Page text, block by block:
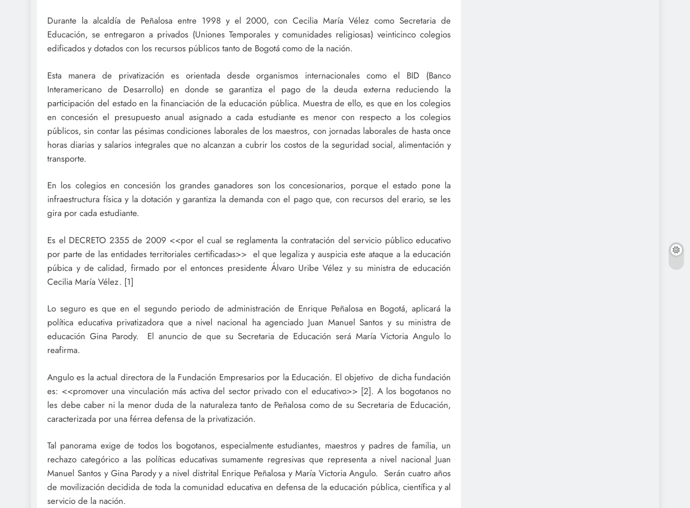
Durante la alcaldía de Peñalosa entre 1998 y el 2000, con Cecilia María Vélez como Secretaria de
Educación, se entregaron a privados (Uniones Temporales y comunidades religiosas) veinticinco colegios
edificados y dotados con los recursos públicos tanto de Bogotá como de la nación.
Esta manera de privatización es orientada desde organismos internacionales como el BID (Banco
Interamericano de Desarrollo) en donde se garantiza el pago de la deuda externa reduciendo la
participación del estado en la financiación de la educación pública. Muestra de ello, es que en los colegios
en concesión el presupuesto anual asignado a cada estudiante es menor con respecto a los colegios
públicos, sin contar las pésimas condiciones laborales de los maestros, con jornadas laborales de hasta once
horas diarias y salarios integrales que no alcanzan a cubrir los costos de la seguridad social, alimentación y
transporte.
En los colegios en concesión los grandes ganadores son los concesionarios, porque el estado pone la
infraestructura física y la dotación y garantiza la demanda con el pago que, con recursos del erario, se les
gira por cada estudiante.
Es el DECRETO 2355 de 2009 <<por el cual se reglamenta la contratación del servicio público educativo
por parte de las entidades territoriales certificadas>> el que legaliza y auspicia este ataque a la educación
púbica y de calidad, firmado por el entonces presidente Álvaro Uribe Vélez y su ministra de educación
Cecilia María Vélez. [1]
Lo seguro es que en el segundo periodo de administración de Enrique Peñalosa en Bogotá, aplicará la
política educativa privatizadora que a nivel nacional ha agenciado Juan Manuel Santos y su ministra de
educación Gina Parody. El anuncio de que su Secretaria de Educación será María Victoria Angulo lo
reafirma.
Angulo es la actual directora de la Fundación Empresarios por la Educación. El objetivo de dicha fundación
es: <<promover una vinculación más activa del sector privado con el educativo>> [2]. A los bogotanos no
les debe caber ni la menor duda de la naturaleza tanto de Peñalosa como de su Secretaria de Educación,
caracterizada por una férrea defensa de la privatización.
Tal panorama exige de todos los bogotanos, especialmente estudiantes, maestros y padres de familia, un
rechazo categórico a las políticas educativas sumamente regresivas que representa a nivel nacional Juan
Manuel Santos y Gina Parody y a nivel distrital Enrique Peñalosa y María Victoria Angulo. Serán cuatro años
de movilización decidida de toda la comunidad educativa en defensa de la educación pública, científica y al
servicio de la nación.